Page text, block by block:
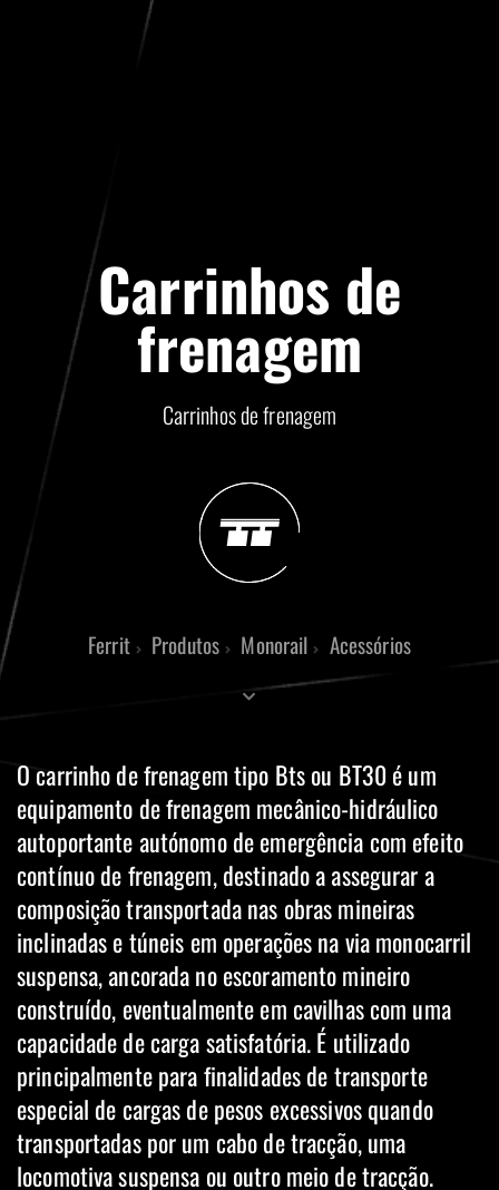
Carrinhos de
frenagem
Carrinhos de frenagem
Ferrit Produtos Monorail Acessórios
O carrinho de frenagem tipo Bts ou BT30 é um
equipamento de frenagem mecânico-hidráulico
autoportante autónomo de emergência com efeito
contínuo de frenagem, destinado a assegurar a
composição transportada nas obras mineiras
inclinadas e túneis em operações na via monocarril
suspensa, ancorada no escoramento mineiro
construído, eventualmente em cavilhas com uma
capacidade de carga satisfatória. É utilizado
principalmente para finalidades de transporte
especial de cargas de pesos excessivos quando
transportadas por um cabo de tracção, uma
locomotiva suspensa ou outro meio de tracção.